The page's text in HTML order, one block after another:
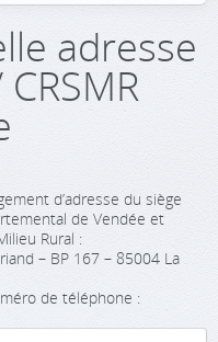
adresse
d’adresse du siège
de Vendée et
Rural :
– BP 167 – 85004 La
de téléphone :